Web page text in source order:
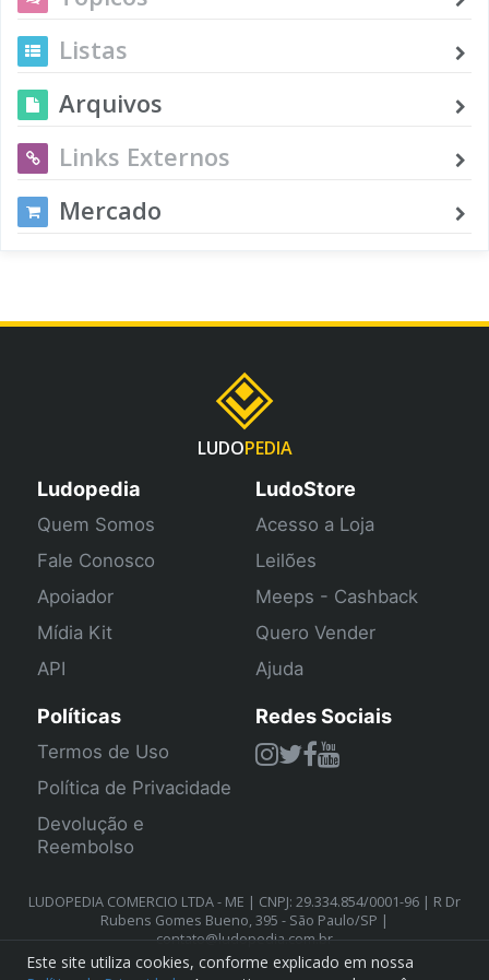
Listas
Arquivos
Links Externos
Mercado
LUDOPEDIA
Ludopedia
Quem Somos
Fale Conosco
Apoiador
Mídia Kit
API
LudoStore
Acesso a Loja
Leilões
Meeps - Cashback
Quero Vender
Ajuda
Políticas
Termos de Uso
Política de Privacidade
Devolução e
Reembolso
Redes Sociais
LUDOPEDIA COMERCIO LTDA - ME | CNPJ: 29.334.854/0001-96 | R Dr
Rubens Gomes Bueno, 395 - São Paulo/SP |
contato@ludopedia.com.br
Este site utiliza cookies, conforme explicado em nossa